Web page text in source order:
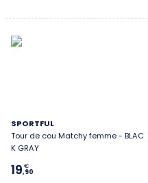
SPORTFUL
Tour de cou Matchy femme - BLAC
K GRAY
19,90
€